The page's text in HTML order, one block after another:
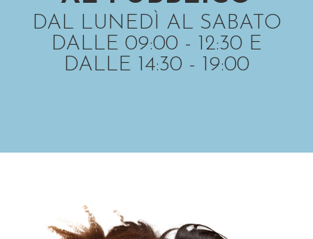
DAL LUNEDÌ AL SABATO
DALLE 09:00 - 12:30 E
DALLE 14:30 - 19:00